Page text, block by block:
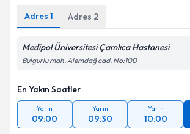
Takvim Talebini
Adres 1 Adres 2
Medipol Üniversitesi Çamlıca Hastanesi
Bulgurlu mah. Alemdağ cad. No:100
En Yakın Saatler
Yarın
09:00
Yarın
09:30
Yarın
10:00